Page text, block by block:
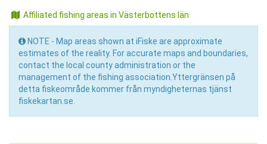
Affiliated fishing areas in Västerbottens län
NOTE - Map areas shown at iFiske are approximate
estimates of the reality. For accurate maps and boundaries,
contact the local county administration or the
management of the fishing association.Yttergränsen på
detta fiskeområde kommer från myndigheternas tjänst
fiskekartan.se.